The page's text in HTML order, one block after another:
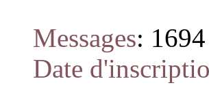
Messages: 1694
Date